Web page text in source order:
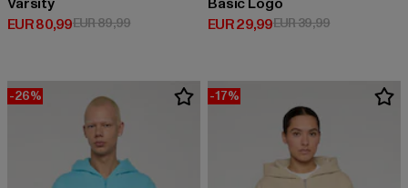
EUR 80,99
Derzeitiger Preis: EUR 80,99
EUR 89,99Aktionspreis: EUR 89,99
EUR 29,99
Derzeitiger Preis: EUR 29,99
EUR 39,99Aktionspreis:
-26% -17%